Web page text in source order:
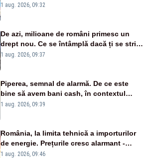
în pericol Centrala Cernavodă era
1 aug. 2026, 09:32
De azi, milioane de români primesc un
drept nou. Ce se întâmplă dacă ți se strică
un produs
1 aug. 2026, 09:37
Piperea, semnal de alarmă. De ce este
bine să avem bani cash, în contextul
alertei energetice?
1 aug. 2026, 09:39
România, la limita tehnică a importurilor
de energie. Prețurile cresc alarmant -
Analiză Realitatea Plus
1 aug. 2026, 09:46